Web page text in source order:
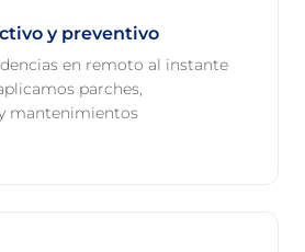
y preventivo
en remoto al instante
parches,
mantenimientos